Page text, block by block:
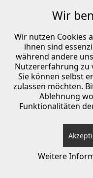
Impressum |
Wir
Wir nutzen Cookies
ihnen sind
während andere
Nutzererfahrung zu
Sie können selbst
zulassen möchten.
Ablehnung
Funktionalitäten
Weitere